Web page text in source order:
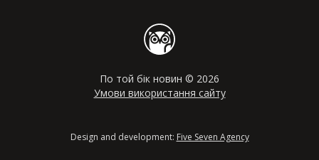
По той бік новин © 2026
Умови використання сайту
Design and development: Five Seven Agency